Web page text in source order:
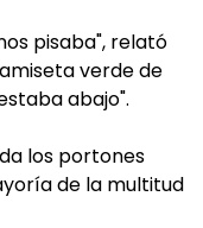
pisaba", relató
verde de
abajo".
los portones
de la multitud